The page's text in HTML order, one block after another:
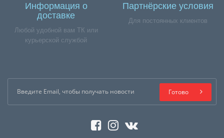
Информация о
доставке
Любой удобной вам ТК или
курьерской службой
Партнёрские условия
Для постоянных клиентов
Готово